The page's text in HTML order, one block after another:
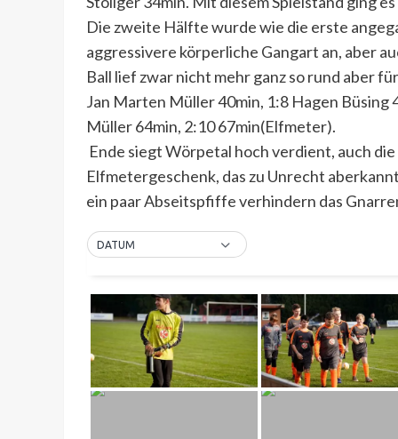
Die zweite Hälfte wurde wie die erste
aggressivere körperliche Gangart an, aber
Ball lief zwar nicht mehr ganz so rund aber
Jan Marten Müller 40min, 1:8 Hagen
Müller 64min, 2:10 67min(Elfmeter).
Ende siegt Wörpetal hoch verdient, auch
Elfmetergeschenk, das zu Unrecht
ein paar Abseitspfiffe verhindern das
DATUM